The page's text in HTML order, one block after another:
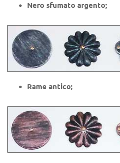
Nero sfumato argento;
Rame antico;